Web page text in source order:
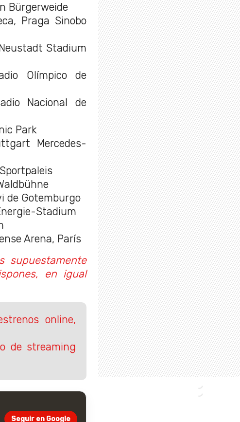
Bürgerweide
Praga Sinobo
Stadium
Olímpico de
Nacional de
Park
Mercedes-
de Gotemburgo
Stadium
Arena, París
supuestamente
en igual
online,
de streaming
Seguir en Google